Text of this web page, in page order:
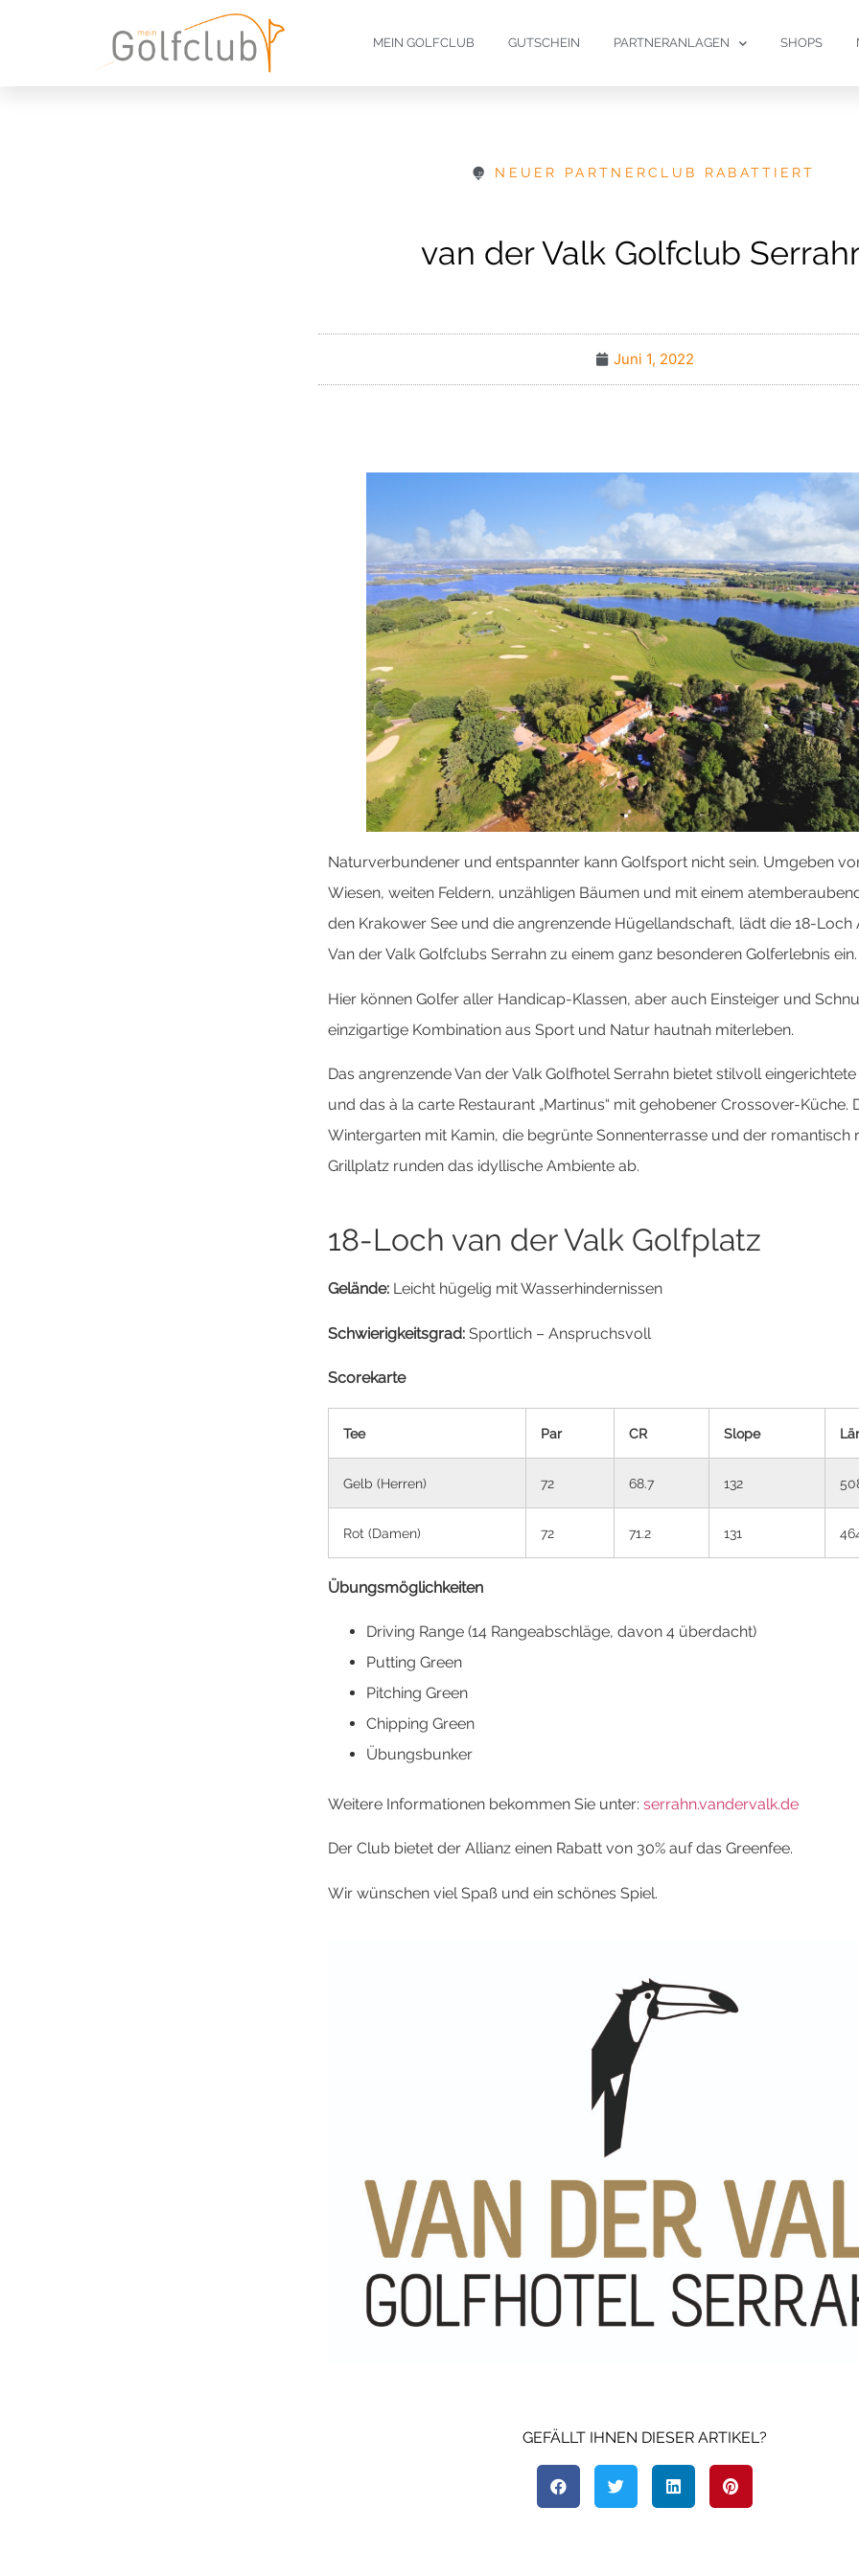
MEIN GOLFCLUB GUTSCHEIN PARTNERANLAGEN SHOPS
NEUER PARTNERCLUB RABATTIERT
van der Valk Golfclub
Juni 1, 2022
Naturverbundener und entspannter kann Golfsport nicht sein. Umgeben
Wiesen, weiten Feldern, unzähligen Bäumen und mit einem
den Krakower See und die angrenzende Hügellandschaft, lädt die 18-Loch
Van der Valk Golfclubs Serrahn zu einem ganz besonderen Golferlebnis ein.
Hier können Golfer aller Handicap-Klassen, aber auch Einsteiger und
einzigartige Kombination aus Sport und Natur hautnah miterleben.
Das angrenzende Van der Valk Golfhotel Serrahn bietet stilvoll
und das à la carte Restaurant „Martinus“ mit gehobener Crossover-Küche.
Wintergarten mit Kamin, die begrünte Sonnenterrasse und der romantisch
Grillplatz runden das idyllische Ambiente ab.
18-Loch van der Valk Golfplatz
Gelände: Leicht hügelig mit Wasserhindernissen
Schwierigkeitsgrad: Sportlich – Anspruchsvoll
Scorekarte
Tee Par CR Slope
Gelb (Herren) 72 68.7 132
Rot (Damen) 72 71.2 131
Übungsmöglichkeiten
Driving Range (14 Rangeabschläge, davon 4 überdacht)
Putting Green
Pitching Green
Chipping Green
Übungsbunker
Weitere Informationen bekommen Sie unter: serrahn.vandervalk.de
Der Club bietet der Allianz einen Rabatt von 30% auf das Greenfee.
Wir wünschen viel Spaß und ein schönes Spiel.
GEFÄLLT IHNEN DIESER ARTIKEL?